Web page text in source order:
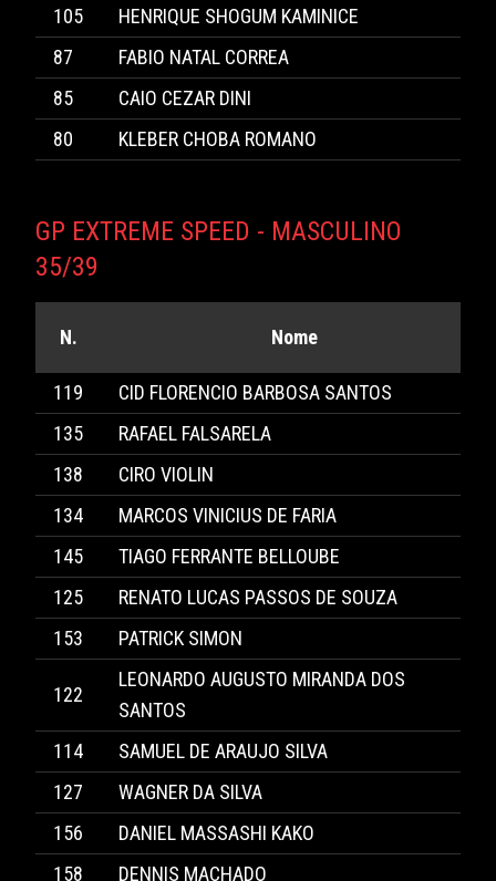
105
HENRIQUE SHOGUM KAMINICE
87
FABIO NATAL CORREA
85
CAIO CEZAR DINI
80
KLEBER CHOBA ROMANO
GP EXTREME SPEED - MASCULINO
35/39
N. Nome
119
CID FLORENCIO BARBOSA SANTOS
135
RAFAEL FALSARELA
138
CIRO VIOLIN
134
MARCOS VINICIUS DE FARIA
145
TIAGO FERRANTE BELLOUBE
125
RENATO LUCAS PASSOS DE SOUZA
153
PATRICK SIMON
122
LEONARDO AUGUSTO MIRANDA DOS
SANTOS
114
SAMUEL DE ARAUJO SILVA
127
WAGNER DA SILVA
156
DANIEL MASSASHI KAKO
158
DENNIS MACHADO